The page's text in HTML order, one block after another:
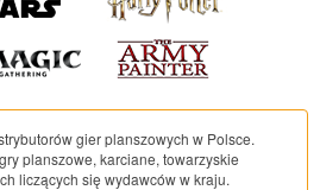
gier planszowych w Polsce.
planszowe, karciane, towarzyskie
liczących się wydawców w kraju.